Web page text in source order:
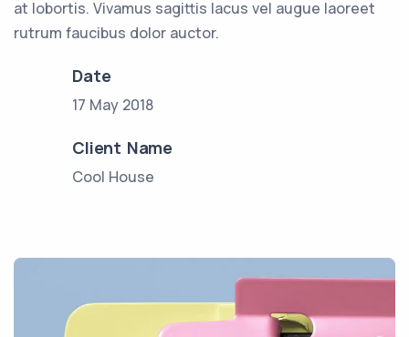
at lobortis. Vivamus sagittis lacus vel augue laoreet
rutrum faucibus dolor auctor.
Date
17 May 2018
Client Name
Cool House